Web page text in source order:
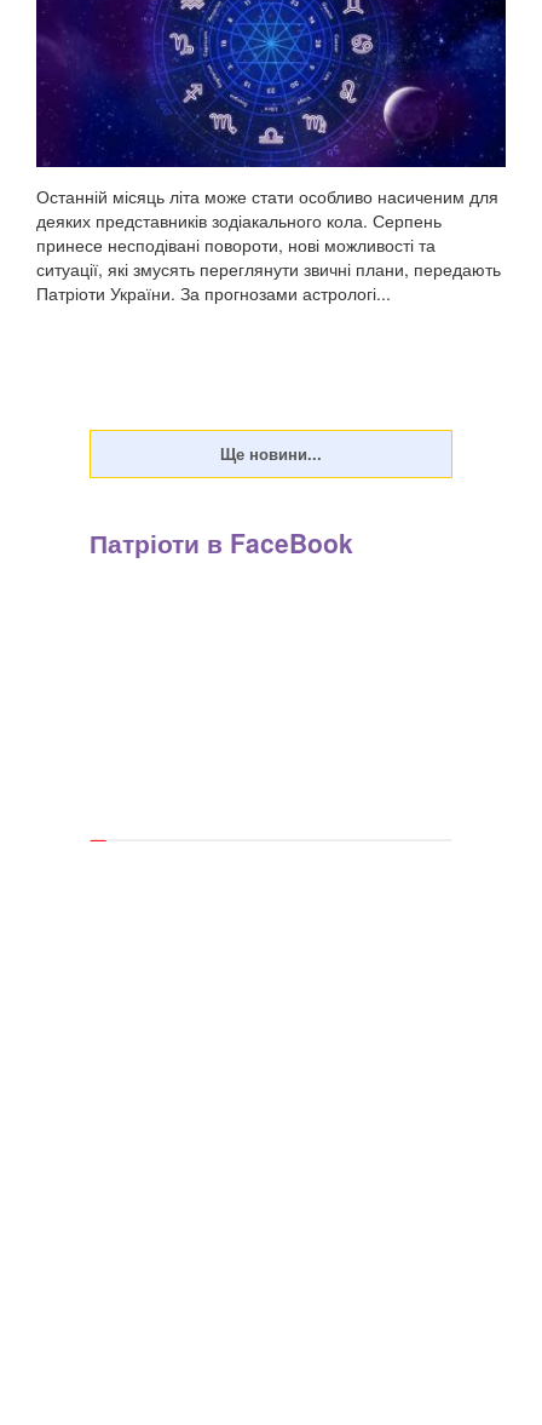
Останній місяць літа може стати особливо насиченим для
деяких представників зодіакального кола. Серпень
принесе несподівані повороти, нові можливості та
ситуації, які змусять переглянути звичні плани, передають
Патріоти України. За прогнозами астрологі...
Патріоти в FaceBook